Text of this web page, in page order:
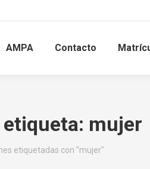
AMPA Contacto
mujer
etiquetadas con "mujer"